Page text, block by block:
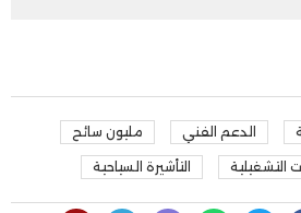
الدعم الفني مليون سائح
التشغيلية التأشيرة السياحية